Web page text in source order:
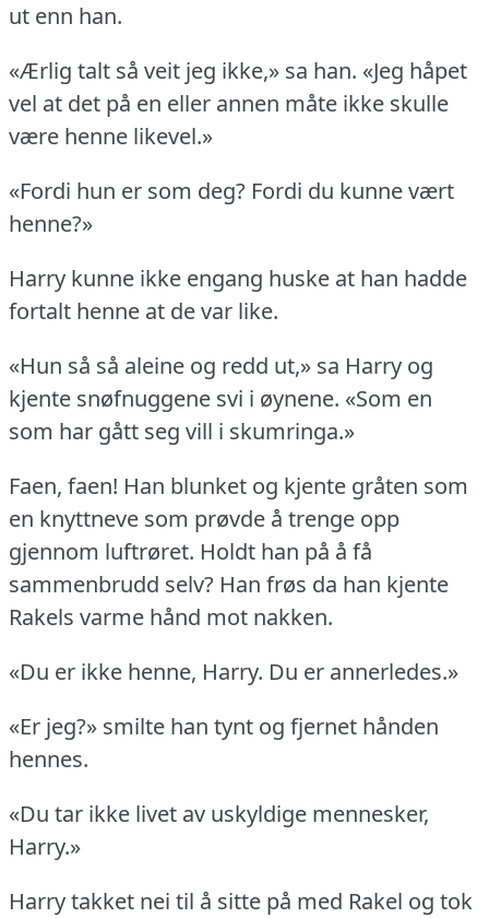
ut enn han.
«Ærlig talt så veit jeg ikke,» sa han. «Jeg håpet
vel at det på en eller annen måte ikke skulle
være henne likevel.»
«Fordi hun er som deg? Fordi du kunne vært
henne?»
Harry kunne ikke engang huske at han hadde
fortalt henne at de var like.
«Hun så så aleine og redd ut,» sa Harry og
kjente snøfnuggene svi i øynene. «Som en
som har gått seg vill i skumringa.»
Faen, faen! Han blunket og kjente gråten som
en knyttneve som prøvde å trenge opp
gjennom luftrøret. Holdt han på å få
sammenbrudd selv? Han frøs da han kjente
Rakels varme hånd mot nakken.
«Du er ikke henne, Harry. Du er annerledes.»
«Er jeg?» smilte han tynt og fjernet hånden
hennes.
«Du tar ikke livet av uskyldige mennesker,
Harry.»
Harry takket nei til å sitte på med Rakel og tok